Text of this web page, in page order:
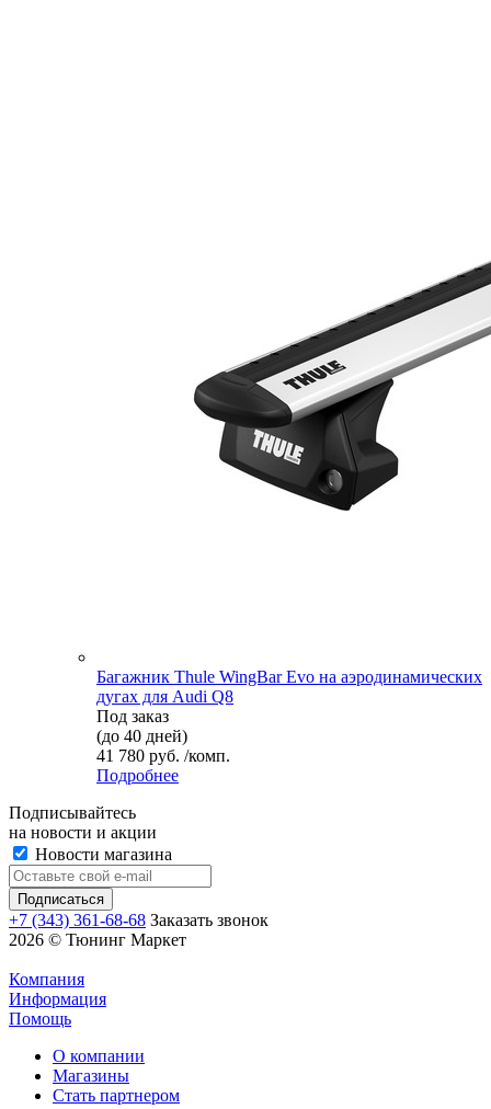
Багажник Thule WingBar Evo на аэродинамических
дугах для Audi Q8
Под заказ
(до 40 дней)
41 780 руб. /комп.
Подробнее
Подписывайтесь
на новости и акции
Новости магазина
+7 (343) 361-68-68 Заказать звонок
2026 © Тюнинг Маркет
Компания
Информация
Помощь
О компании
Магазины
Стать партнером